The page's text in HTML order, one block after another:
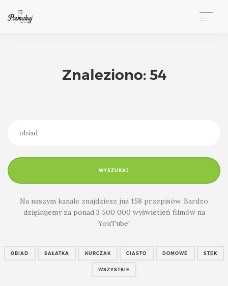
KONTAKT
Znaleziono: 54
WYSZUKAJ
Na naszym kanale znajdziesz już 158 przepisów. Bardzo
dziękujemy za ponad 3 500 000 wyświetleń filmów na
YouTube!
OBIAD SAŁATKA KURCZAK CIASTO DOMOWE STEK
WSZYSTKIE